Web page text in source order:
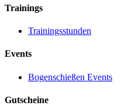
Trainings
Trainingsstunden
Events
Bogenschießen Events
Gutscheine